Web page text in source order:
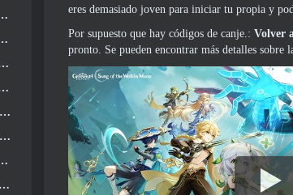
eres demasiado joven para iniciar tu propia y
Por supuesto que hay códigos de canje.: Volver
pronto. Se pueden encontrar más detalles